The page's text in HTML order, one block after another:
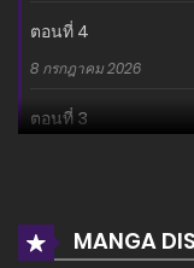
ตอนที่ 4
8 กรกฎาคม 2026
ตอนที่ 3
8 กรกฎาคม 2026
MANGA